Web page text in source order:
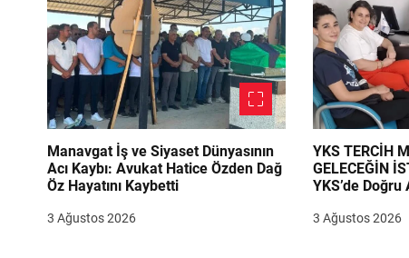
i
Manavgat İş ve Siyaset Dünyasının
Acı Kaybı: Avukat Hatice Özden Dağ
Öz Hayatını Kaybetti
3 Ağustos 2026
YKS TERCİH
GELECEĞİN
YKS’de
Emrinde
3 Ağustos 2026